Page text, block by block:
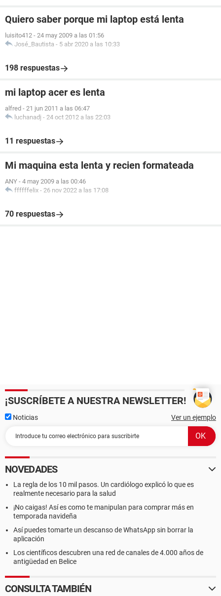
Quiero saber porque mi laptop está lenta
luisito412 - 24 may 2009 a las 01:56
José_Bautista - 5 abr 2020 a las 10:33
198 respuestas
mi laptop acer es lenta
alfred - 21 jun 2011 a las 06:47
luchanadj - 24 oct 2012 a las 22:03
11 respuestas
Mi maquina esta lenta y recien formateada
ANY - 4 may 2009 a las 00:46
ffffffelix - 26 nov 2022 a las 17:08
70 respuestas
¡SUSCRÍBETE A NUESTRA NEWSLETTER!
Noticias Ver un ejemplo
NOVEDADES
La regla de los 10 mil pasos. Un cardiólogo explicó lo que es
realmente necesario para la salud
¡No caigas! Así es como te manipulan para comprar más en
temporada navideña
Así puedes tomarte un descanso de WhatsApp sin borrar la
aplicación
Los científicos descubren una red de canales de 4.000 años de
antigüedad en Belice
CONSULTA TAMBIÉN